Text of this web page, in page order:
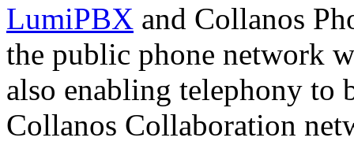
LumiPBX and Collanos
the public phone network
also enabling telephony to
Collanos Collaboration